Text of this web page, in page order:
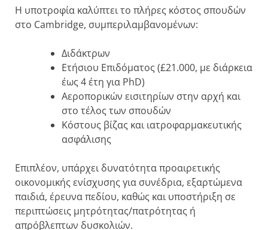
Η υποτροφία καλύπτει το πλήρες κόστος σπουδών
στο Cambridge, συμπεριλαμβανομένων:
Διδάκτρων
Ετήσιου Επιδόματος (£21.000, με διάρκεια
έως 4 έτη για PhD)
Αεροπορικών εισιτηρίων στην αρχή και
στο τέλος των σπουδών
Κόστους βίζας και ιατροφαρμακευτικής
ασφάλισης
Επιπλέον, υπάρχει δυνατότητα προαιρετικής
οικονομικής ενίσχυσης για συνέδρια, εξαρτώμενα
παιδιά, έρευνα πεδίου, καθώς και υποστήριξη σε
περιπτώσεις μητρότητας/πατρότητας ή
απρόβλεπτων δυσκολιών.